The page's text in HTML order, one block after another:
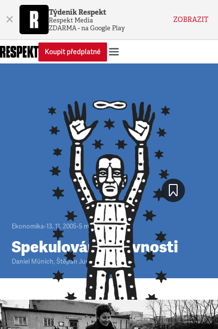
× Týdeník Respekt
Respekt Media
ZDARMA - na Google Play
ZOBRAZIT
Koupit předplatné
Ekonomika•13. 11. 2005•5 minut
Spekulování o rovnosti
Daniel Münich, Štěpán Jurajda